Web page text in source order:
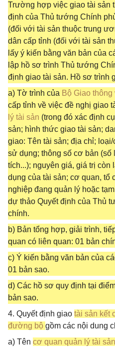
Trường hợp việc giao tài sản
định của Thủ tướng Chính
(đối với tài sản thuộc trung
dân cấp tỉnh (đối với tài sản
lấy ý kiến bằng văn bản của
lập hồ sơ trình Thủ tướng
định giao tài sản. Hồ sơ trình
a) Tờ trình của Bộ Giao thông
cấp tỉnh về việc đề nghị giao
lý tài sản (trong đó xác định
sản; hình thức giao tài sản;
giao: Tên tài sản; địa chỉ;
sử dụng; thông số cơ bản
tích...); nguyên giá, giá trị còn
dụng của tài sản; cơ quan, tổ
nghiệp đang quản lý hoặc
dự thảo Quyết định của Thủ
chính.
b) Bản tổng hợp, giải trình,
quan có liên quan: 01 bản
c) Ý kiến bằng văn bản của
01 bản sao.
d) Các hồ sơ quy định tại
bản sao.
4. Quyết định giao tài sản kết
đường bộ gồm các nội dung
a) Tên cơ quan quản lý tài sản